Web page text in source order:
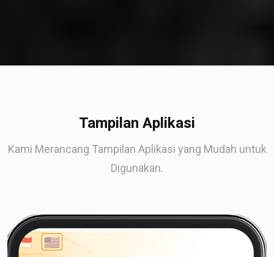
Tampilan Aplikasi
Kami Merancang Tampilan Aplikasi yang Mudah untuk
Digunakan.